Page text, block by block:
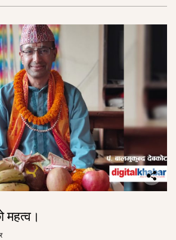
महत्व।